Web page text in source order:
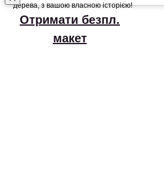
дерева, з вашою власною історією!
Отримати безпл.
макет